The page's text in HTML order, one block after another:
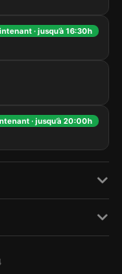
· jusqu’à 16:30h
· jusqu’à 20:00h